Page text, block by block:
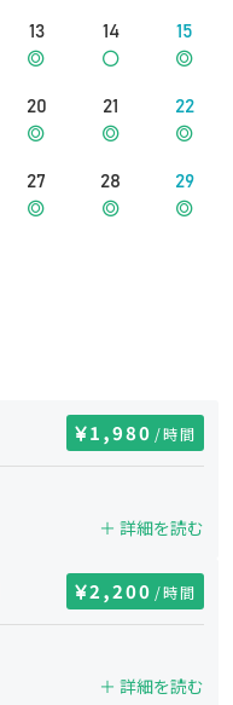
13 14 15
20 21 22
27 28 29
1,980 /時間
＋ 詳細を読む
2,200 /時間
＋ 詳細を読む